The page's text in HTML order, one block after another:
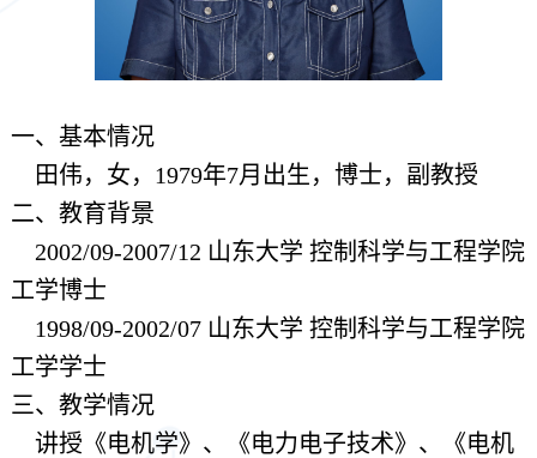
一、基本情况
田伟，女，1979年7月出生，博士，副教授
二、教育背景
2002/09-2007/12 山东大学 控制科学与工程学院
工学博士
1998/09-2002/07 山东大学 控制科学与工程学院
工学学士
三、教学情况
讲授《电机学》、《电力电子技术》、《电机